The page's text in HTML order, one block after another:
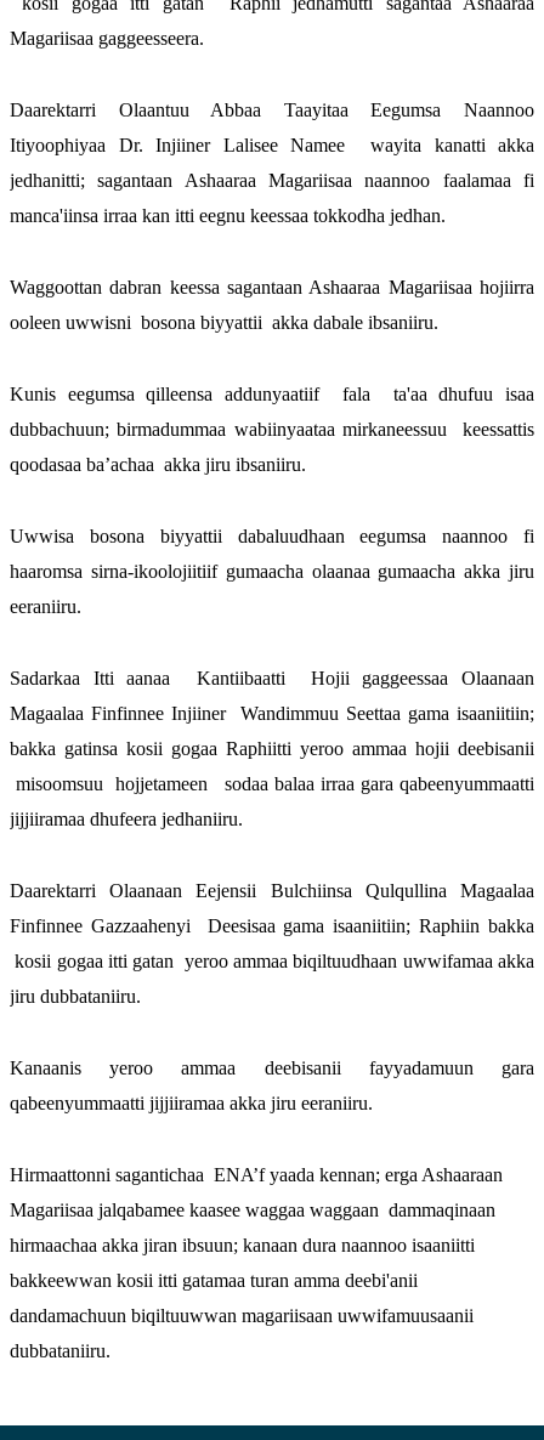
Magariisaa gaggeesseera.
Daarektarri Olaantuu Abbaa Taayitaa Eegumsa Naannoo
Itiyoophiyaa Dr. Injiiner Lalisee Namee  wayita kanatti akka
jedhanitti; sagantaan Ashaaraa Magariisaa naannoo faalamaa fi
manca'iinsa irraa kan itti eegnu keessaa tokkodha jedhan.
Waggoottan dabran keessa sagantaan Ashaaraa Magariisaa hojiirra
ooleen uwwisni  bosona biyyattii  akka dabale ibsaniiru.
Kunis eegumsa qilleensa addunyaatiif  fala  ta'aa dhufuu isaa
dubbachuun; birmadummaa wabiinyaataa mirkaneessuu  keessattis
qoodasaa ba’achaa  akka jiru ibsaniiru.
Uwwisa bosona biyyattii dabaluudhaan eegumsa naannoo fi
haaromsa sirna-ikoolojiitiif gumaacha olaanaa gumaacha akka jiru
eeraniiru.
Sadarkaa Itti aanaa  Kantiibaatti  Hojii gaggeessaa Olaanaan
Magaalaa Finfinnee Injiiner  Wandimmuu Seettaa gama isaaniitiin;
bakka gatinsa kosii gogaa Raphiitti yeroo ammaa hojii deebisanii
misoomsuu  hojjetameen   sodaa balaa irraa gara qabeenyummaatti
jijjiiramaa dhufeera jedhaniiru.
Daarektarri Olaanaan Eejensii Bulchiinsa Qulqullina Magaalaa
Finfinnee Gazzaahenyi  Deesisaa gama isaaniitiin; Raphiin bakka
kosii gogaa itti gatan  yeroo ammaa biqiltuudhaan uwwifamaa akka
jiru dubbataniiru.
Kanaanis yeroo ammaa deebisanii fayyadamuun gara
qabeenyummaatti jijjiiramaa akka jiru eeraniiru.
Hirmaattonni sagantichaa  ENA’f yaada kennan; erga Ashaaraan
Magariisaa jalqabamee kaasee waggaa waggaan  dammaqinaan
hirmaachaa akka jiran ibsuun; kanaan dura naannoo isaaniitti
bakkeewwan kosii itti gatamaa turan amma deebi'anii
dandamachuun biqiltuuwwan magariisaan uwwifamuusaanii
dubbataniiru.